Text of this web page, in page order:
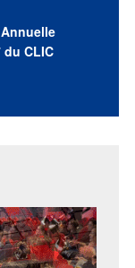
Annuelle
CLIC